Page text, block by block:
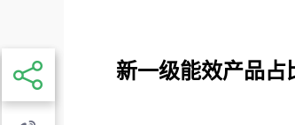
新一级能效产品占